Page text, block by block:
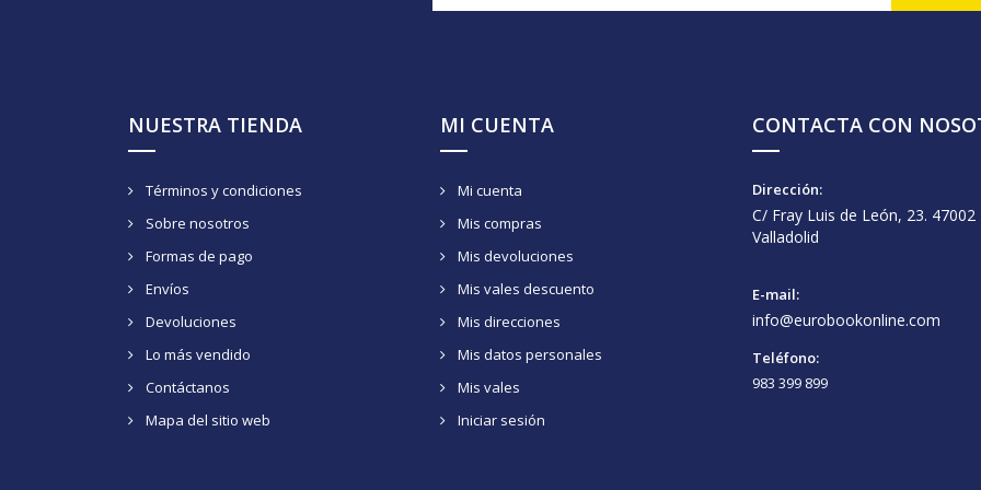
NUESTRA TIENDA
Términos y condiciones
Sobre nosotros
Formas de pago
Envíos
Devoluciones
Lo más vendido
Contáctanos
Mapa del sitio web
MI CUENTA
Mi cuenta
Mis compras
Mis devoluciones
Mis vales descuento
Mis direcciones
Mis datos personales
Mis vales
Iniciar sesión
CONTACTA CON
Dirección:
C/ Fray Luis de León, 23. 47002
Valladolid
E-mail:
info@eurobookonline.com
Teléfono:
983 399 899